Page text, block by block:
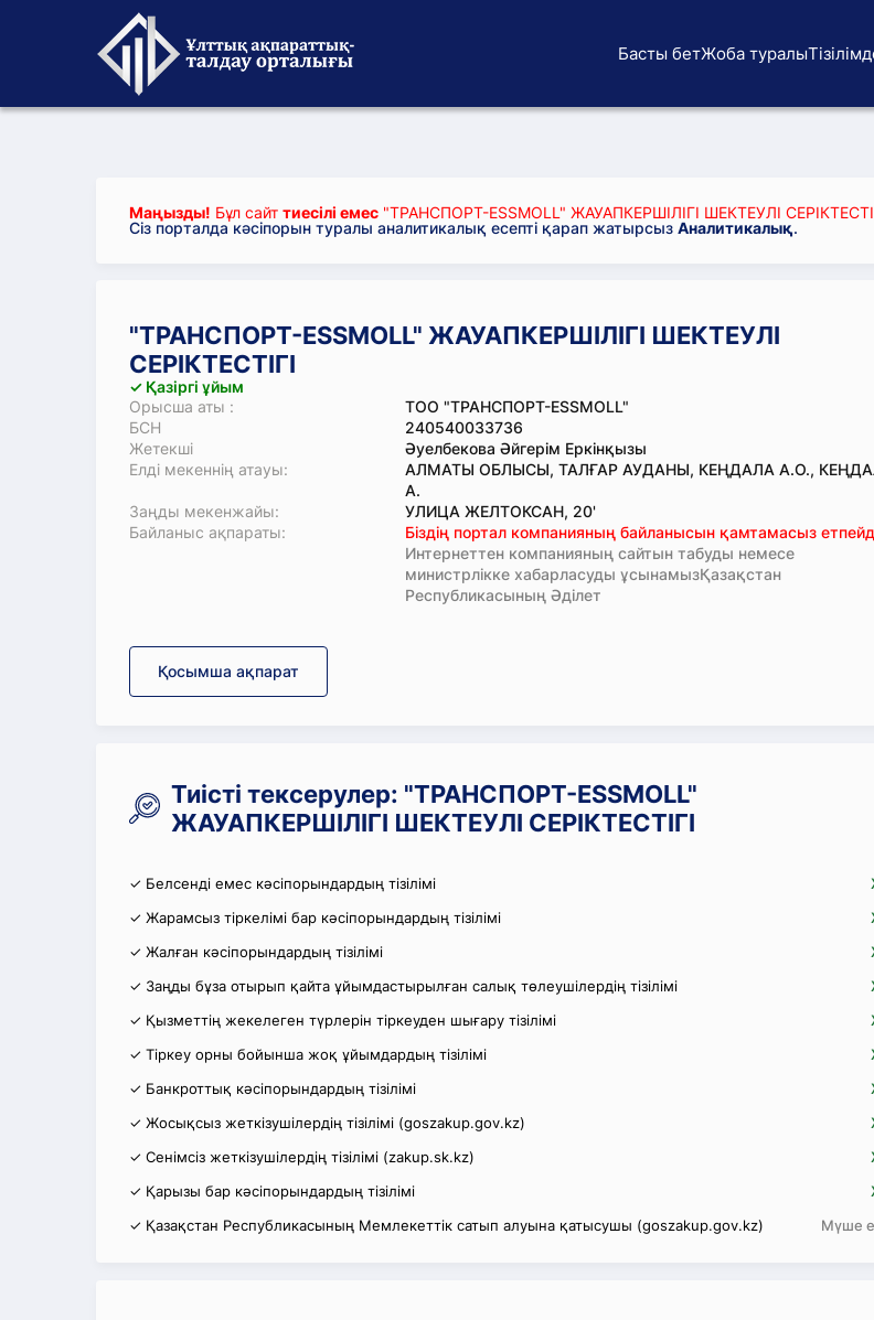
Басты бетЖоба туралы
Маңызды! Бұл сайт тиесілі емес "ТРАНСПОРТ-ESSMOLL" ЖАУАПКЕРШІЛІГІ ШЕКТЕУЛІ
Сіз порталда кәсіпорын туралы аналитикалық есепті қарап жатырсыз Аналитикалық.
"ТРАНСПОРТ-ESSMOLL" ЖАУАПКЕРШІЛІГІ ШЕКТЕУЛІ
СЕРІКТЕСТІГІ
✓ Қазіргі ұйым
Орысша аты :
ТОО "ТРАНСПОРТ-ESSMOLL"
БСН
240540033736
Жетекші
Әуелбекова Әйгерім Еркінқызы
Елді мекеннің атауы:
АЛМАТЫ ОБЛЫСЫ, ТАЛҒАР АУДАНЫ, КЕҢДАЛА А.О.,
А.
Заңды мекенжайы:
УЛИЦА ЖЕЛТОКСАН, 20'
Байланыс ақпараты:
Біздің портал компанияның байланысын қамтамасыз
Интернеттен компанияның сайтын табуды немесе
министрлікке хабарласуды ұсынамызҚазақстан
Республикасының Әділет
Қосымша ақпарат
Тиісті тексерулер: "ТРАНСПОРТ-ESSMOLL"
ЖАУАПКЕРШІЛІГІ ШЕКТЕУЛІ СЕРІКТЕСТІГІ
✓ Белсенді емес кәсіпорындардың тізілімі
✓ Жарамсыз тіркелімі бар кәсіпорындардың тізілімі
✓ Жалған кәсіпорындардың тізілімі
✓ Заңды бұза отырып қайта ұйымдастырылған салық төлеушілердің тізілімі
✓ Қызметтің жекелеген түрлерін тіркеуден шығару тізілімі
✓ Тіркеу орны бойынша жоқ ұйымдардың тізілімі
✓ Банкроттық кәсіпорындардың тізілімі
✓ Жосықсыз жеткізушілердің тізілімі (goszakup.gov.kz)
✓ Сенімсіз жеткізушілердің тізілімі (zakup.sk.kz)
✓ Қарызы бар кәсіпорындардың тізілімі
✓ Қазақстан Республикасының Мемлекеттік сатып алуына қатысушы (goszakup.gov.kz)
Мүше